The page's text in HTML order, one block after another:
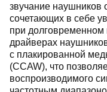
звучание наушников
сочетающих в себе
при
драйверах
с плакированной
(CCAW), что
воспроизводимого